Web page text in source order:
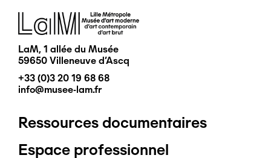
Image
LaM, 1 allée du Musée
59650 Villeneuve d'Ascq
+33 (0)3 20 19 68 68
info@musee-lam.fr
Pied
Ressources documentaires
Espace professionnel